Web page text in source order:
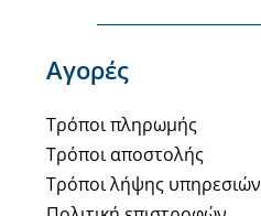
Αγορές
Τρόποι πληρωμής
Τρόποι αποστολής
Τρόποι λήψης υπηρεσιών